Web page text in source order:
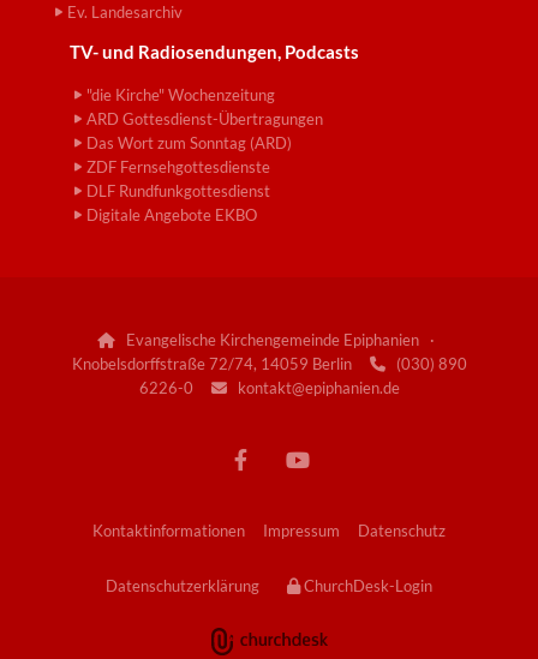
Ev. Landesarchiv
TV- und Radiosendungen, Podcasts
"die Kirche" Wochenzeitung
ARD Gottesdienst-Übertragungen
Das Wort zum Sonntag (ARD)
ZDF Fernsehgottesdienste
DLF Rundfunkgottesdienst
Digitale Angebote EKBO
Evangelische Kirchengemeinde Epiphanien ·
Knobelsdorffstraße 72/74, 14059 Berlin
(030) 890
6226-0
kontakt@epiphanien.de
Kontaktinformationen Impressum Datenschutz
Datenschutzerklärung ChurchDesk-Login